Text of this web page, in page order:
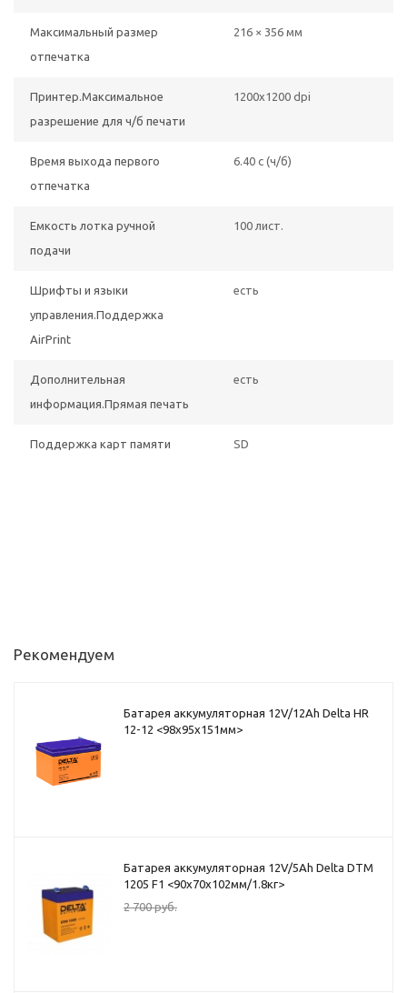
Максимальный размер
отпечатка
216 × 356 мм
Принтер.Максимальное
разрешение для ч/б печати
1200x1200 dpi
Время выхода первого
отпечатка
6.40 c (ч/б)
Емкость лотка ручной
подачи
100 лист.
Шрифты и языки
управления.Поддержка
AirPrint
есть
Дополнительная
информация.Прямая печать
есть
Поддержка карт памяти SD
Рекомендуем
Батарея аккумуляторная 12V/12Ah Delta HR
12-12 <98x95x151мм>
Батарея аккумуляторная 12V/5Ah Delta DTM
1205 F1 <90x70x102мм/1.8кг>
2 700руб.